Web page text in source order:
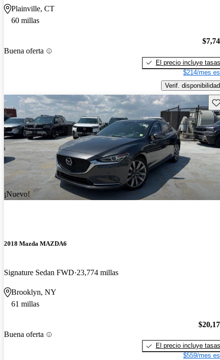
Plainville, CT
60 millas
Buena oferta
El precio incluye tasas
$214/mes
Verif. disponibilidad
¡Nuevo!
2018 Mazda MAZDA6
Signature Sedan FWD 23,774 millas
Brooklyn, NY
61 millas
Buena oferta
El precio incluye tasas
$559/mes